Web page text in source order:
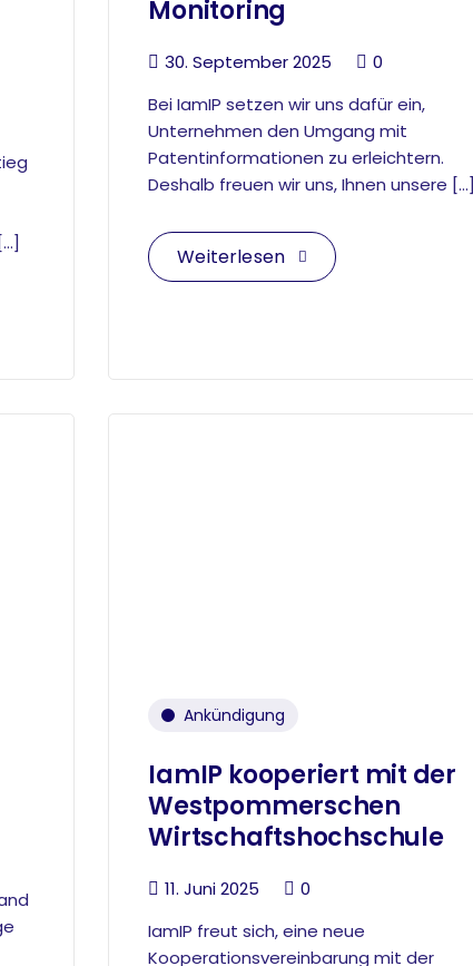
Monitoring
30. September 2025
0
Bei IamIP setzen wir uns dafür ein,
Unternehmen den Umgang mit
Patentinformationen zu erleichtern.
Deshalb freuen wir uns, Ihnen unsere […]
Weiterlesen
Ankündigung
IamIP kooperiert mit der
Westpommerschen
Wirtschaftshochschule
11. Juni 2025
0
IamIP freut sich, eine neue
Kooperationsvereinbarung mit der